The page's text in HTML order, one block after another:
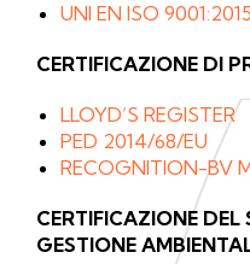
UNI EN ISO 9001:2015
CERTIFICAZIONE DI
LLOYD’S REGISTER
PED 2014/68/EU
RECOGNITION-BV
CERTIFICAZIONE DEL
GESTIONE